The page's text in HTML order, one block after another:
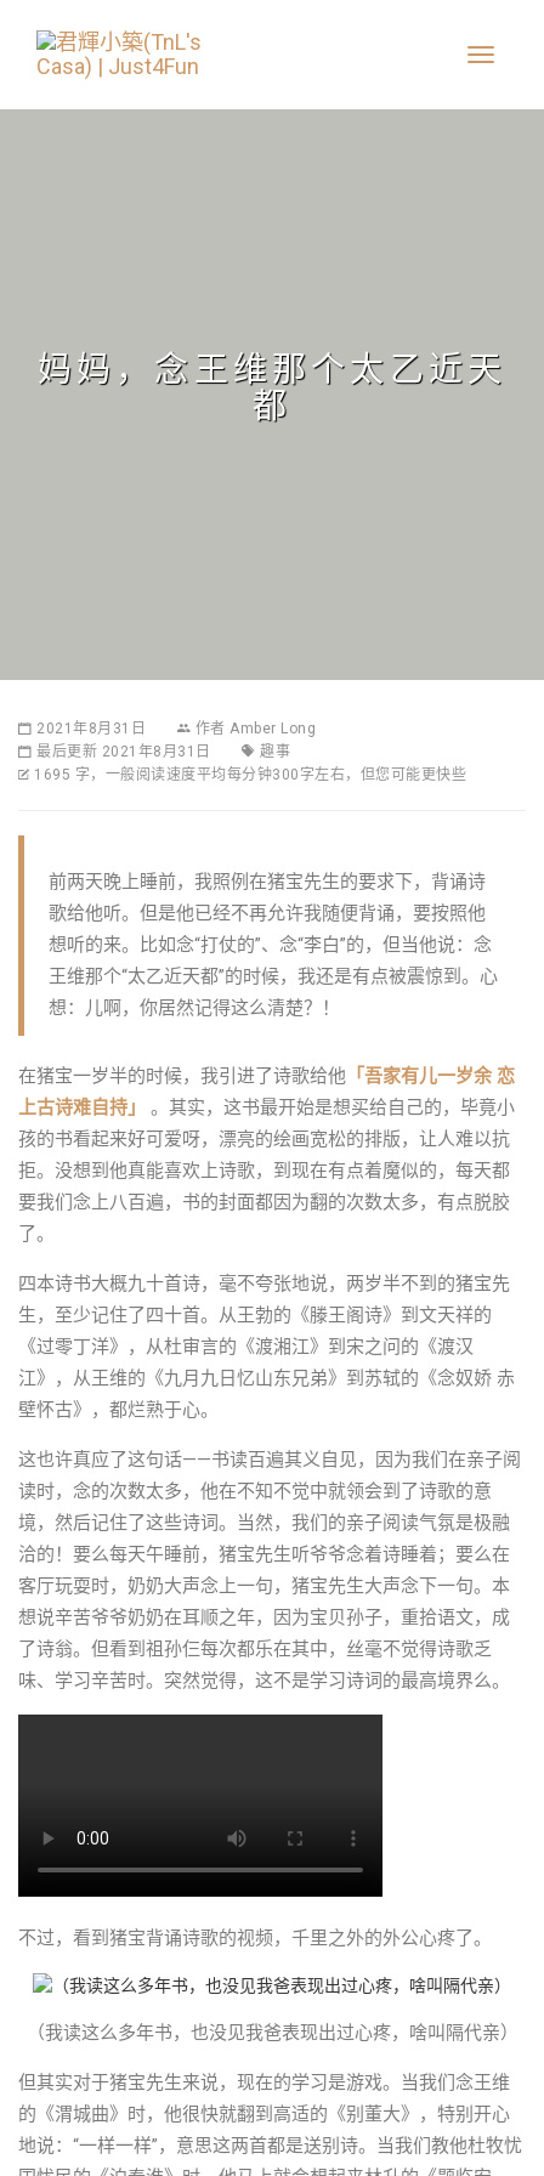
妈妈，念王维那个太乙近天
都
2021年8月31日 作者 Amber Long
最后更新 2021年8月31日
趣事
1695 字，一般阅读速度平均每分钟300字左右，但您可能更快些
前两天晚上睡前，我照例在猪宝先生的要求下，背诵诗
歌给他听。但是他已经不再允许我随便背诵，要按照他
想听的来。比如念“打仗的”、念“李白”的，但当他说：念
王维那个“太乙近天都”的时候，我还是有点被震惊到。心
想：儿啊，你居然记得这么清楚？！
在猪宝一岁半的时候，我引进了诗歌给他 「吾家有儿一岁余 恋
上古诗难自持」
。其实，这书最开始是想买给自己的，毕竟小
孩的书看起来好可爱呀，漂亮的绘画宽松的排版，让人难以抗
拒。没想到他真能喜欢上诗歌，到现在有点着魔似的，每天都
要我们念上八百遍，书的封面都因为翻的次数太多，有点脱胶
了。
四本诗书大概九十首诗，毫不夸张地说，两岁半不到的猪宝先
生，至少记住了四十首。从王勃的《滕王阁诗》到文天祥的
《过零丁洋》，从杜审言的《渡湘江》到宋之问的《渡汉
江》，从王维的《九月九日忆山东兄弟》到苏轼的《念奴娇 赤
壁怀古》，都烂熟于心。
这也许真应了这句话——书读百遍其义自见，因为我们在亲子阅
读时，念的次数太多，他在不知不觉中就领会到了诗歌的意
境，然后记住了这些诗词。当然，我们的亲子阅读气氛是极融
洽的！要么每天午睡前，猪宝先生听爷爷念着诗睡着；要么在
客厅玩耍时，奶奶大声念上一句，猪宝先生大声念下一句。本
想说辛苦爷爷奶奶在耳顺之年，因为宝贝孙子，重拾语文，成
了诗翁。但看到祖孙仨每次都乐在其中，丝毫不觉得诗歌乏
味、学习辛苦时。突然觉得，这不是学习诗词的最高境界么。
不过，看到猪宝背诵诗歌的视频，千里之外的外公心疼了。
（我读这么多年书，也没见我爸表现出过心疼，啥叫隔代亲）
但其实对于猪宝先生来说，现在的学习是游戏。当我们念王维
的《渭城曲》时，他很快就翻到高适的《别董大》，特别开心
地说：“一样一样”，意思这两首都是送别诗。当我们教他杜牧忧